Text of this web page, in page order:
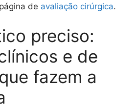
de avaliação cirúrgica.
preciso:
e de
fazem a